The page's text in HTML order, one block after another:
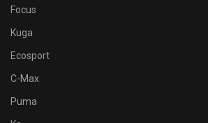
Focus
Kuga
Ecosport
C-Max
Puma